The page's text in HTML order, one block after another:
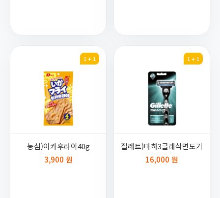
1 + 1
농심)이카후라이40g
3,900 원
1 + 1
질레트)마하3클래식면도기
16,000 원